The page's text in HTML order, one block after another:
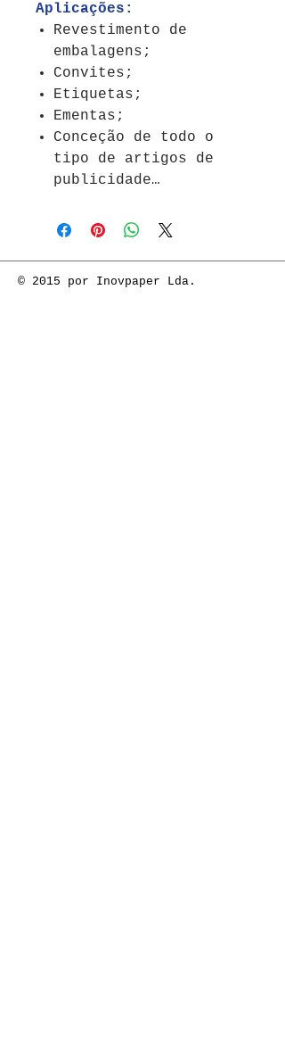
Aplicações:
Revestimento de
embalagens;
Convites;
Etiquetas;
Ementas;
Conceção de todo o
tipo de artigos de
publicidade…
© 2015 por Inovpaper Lda.